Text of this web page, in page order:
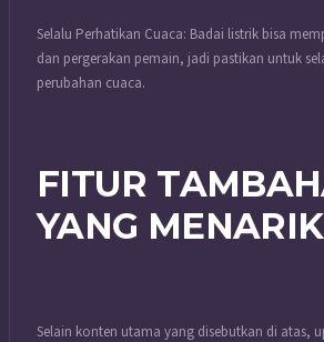
Selalu Perhatikan Cuaca: Badai listrik bisa
dan pergerakan pemain, jadi pastikan untuk
perubahan cuaca.
FITUR
YANG MENARIK
Selain konten utama yang disebutkan di atas,